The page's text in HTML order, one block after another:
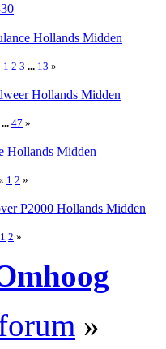
Hollands Midden
1 2 3 ... 13 »
Hollands Midden
... 47 »
Hollands Midden
1 2 »
P2000 Hollands Midden
1 2 »
»